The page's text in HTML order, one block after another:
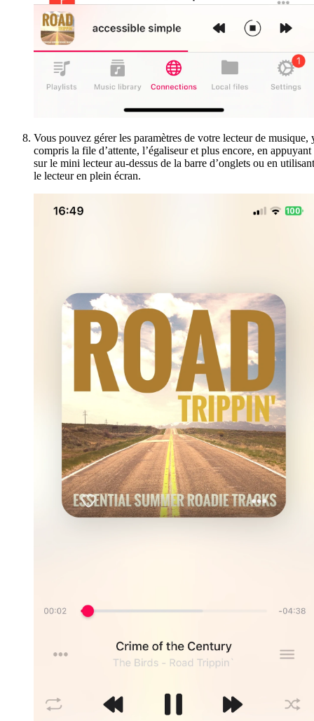
Vous pouvez gérer les paramètres de votre lecteur de musique,
compris la file d’attente, l’égaliseur et plus encore, en appuyant
sur le mini lecteur au-dessus de la barre d’onglets ou en utilisant
le lecteur en plein écran.